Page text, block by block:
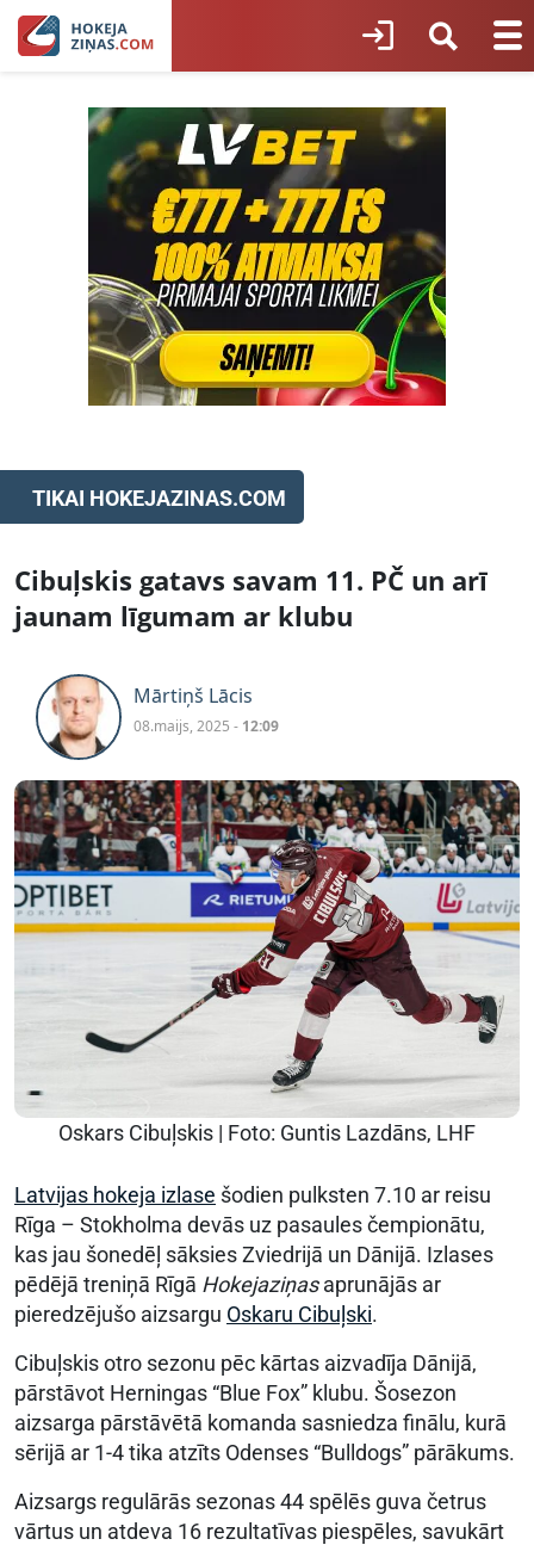
TIKAI HOKEJAZINAS.COM
Cibuļskis gatavs savam 11. PČ un arī
jaunam līgumam ar klubu
Mārtiņš Lācis
08.maijs, 2025 - 12:09
Oskars Cibuļskis | Foto: Guntis Lazdāns, LHF
Latvijas hokeja izlase šodien pulksten 7.10 ar reisu
Rīga – Stokholma devās uz pasaules čempionātu,
kas jau šonedēļ sāksies Zviedrijā un Dānijā. Izlases
pēdējā treniņā Rīgā Hokejaziņasaprunājās ar
pieredzējušo aizsargu Oskaru Cibuļski.
Cibuļskis otro sezonu pēc kārtas aizvadīja Dānijā,
pārstāvot Herningas “Blue Fox” klubu. Šosezon
aizsarga pārstāvētā komanda sasniedza finālu, kurā
sērijā ar 1-4 tika atzīts Odenses “Bulldogs” pārākums.
Aizsargs regulārās sezonas 44 spēlēs guva četrus
vārtus un atdeva 16 rezultatīvas piespēles, savukārt